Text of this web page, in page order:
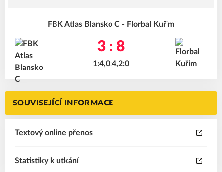
FBK Atlas Blansko C - Florbal Kuřim
3 : 8
1:4,0:4,2:0
SOUVISEJÍCÍ INFORMACE
Textový online přenos
Statistiky k utkání